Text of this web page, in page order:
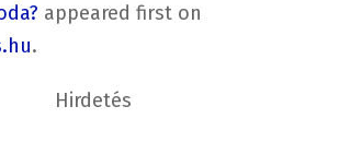
appeared first on
.
Hirdetés